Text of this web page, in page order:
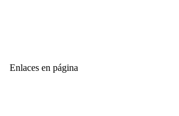
Enlaces en página